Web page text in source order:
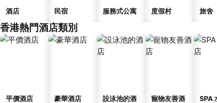
酒店 民宿 服務式公寓 度假村 旅舍
香港熱門酒店類別
平價酒店 豪華酒店
設泳池的酒
寵物友善酒
SPA